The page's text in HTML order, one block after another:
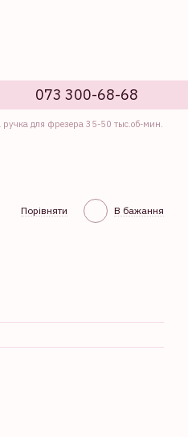
073 300-68-68
ручка для фрезера 35-50 тыс.об-мин.
Порівняти В бажання